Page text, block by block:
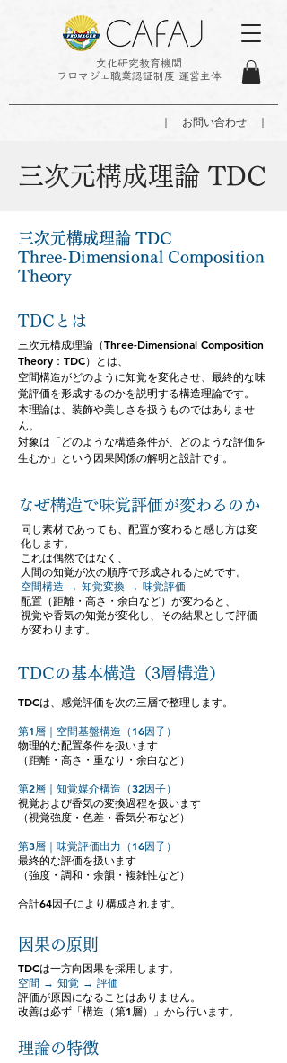
｜ お問い合わせ ｜
文化研究教育機関
フロマジェ職業認証制度 運営主体
三次元構成理論 TDC
三次元構成理論 TDC
Three-Dimensional Composition
Theory
TDCとは
三次元構成理論（Three-Dimensional Composition
Theory：TDC）とは、
空間構造がどのように知覚を変化させ、最終的な味
覚評価を形成するのかを説明する構造理論です。
本理論は、装飾や美しさを扱うものではありませ
ん。
対象は「どのような構造条件が、どのような評価を
生むか」という因果関係の解明と設計です。
なぜ構造で味覚評価が変わるのか
同じ素材であっても、配置が変わると感じ方は変
化します。
これは偶然ではなく、
人間の知覚が次の順序で形成されるためです。
空間構造 → 知覚変換 → 味覚評価
配置（距離・高さ・余白など）が変わると、
視覚や香気の知覚が変化し、その結果として評価
が変わります。
TDCの基本構造（3層構造）
TDCは、感覚評価を次の三層で整理します。
第1層｜空間基盤構造（16因子）
物理的な配置条件を扱います
（距離・高さ・重なり・余白など）
第2層｜知覚媒介構造（32因子）
視覚および香気の変換過程を扱います
（視覚強度・色差・香気分布など）
第3層｜味覚評価出力（16因子）
最終的な評価を扱います
（強度・調和・余韻・複雑性など）
合計64因子により構成されます。
因果の原則
TDCは一方向因果を採用します。
空間 → 知覚 → 評価
評価が原因になることはありません。
改善は必ず「構造（第1層）」から行います。
理論の特徴